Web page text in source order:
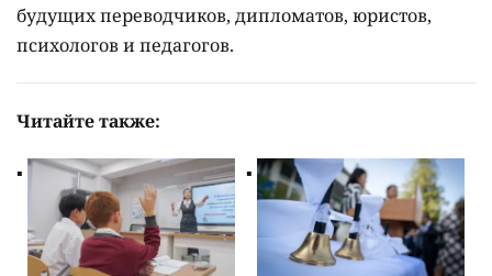
будущих переводчиков, дипломатов, юристов,
психологов и педагогов.
Читайте также: